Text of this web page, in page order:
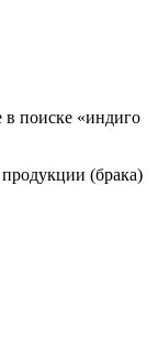
поиске «индиго
(брака)